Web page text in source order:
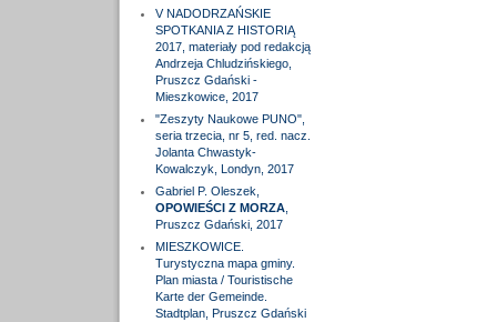
V NADODRZAŃSKIE
SPOTKANIA Z HISTORIĄ
2017, materiały pod redakcją
Andrzeja Chludzińskiego,
Pruszcz Gdański -
Mieszkowice, 2017
"Zeszyty Naukowe PUNO",
seria trzecia, nr 5, red. nacz.
Jolanta Chwastyk-
Kowalczyk, Londyn, 2017
Gabriel P. Oleszek,
OPOWIEŚCI Z MORZA,
Pruszcz Gdański, 2017
MIESZKOWICE.
Turystyczna mapa gminy.
Plan miasta / Touristische
Karte der Gemeinde.
Stadtplan, Pruszcz Gdański